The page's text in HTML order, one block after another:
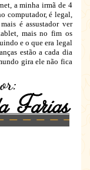
a minha irmã de 4
computador, é legal,
é assustador ver
mais no fim os
e o que era legal
estão a cada dia
gira ele não fica